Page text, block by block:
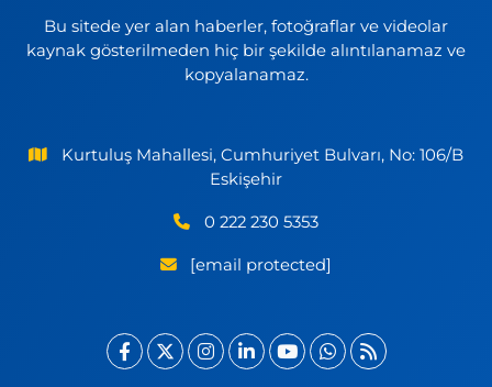
Bu sitede yer alan haberler, fotoğraflar ve videolar
kaynak gösterilmeden hiç bir şekilde alıntılanamaz ve
kopyalanamaz.
Kurtuluş Mahallesi, Cumhuriyet Bulvarı, No: 106/B
Eskişehir
0 222 230 5353
[email protected]